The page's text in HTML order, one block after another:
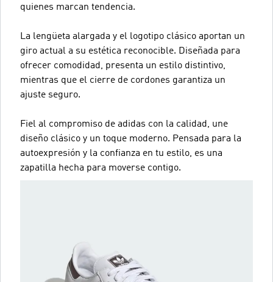
quienes marcan tendencia.
La lengüeta alargada y el logotipo clásico aportan un
giro actual a su estética reconocible. Diseñada para
ofrecer comodidad, presenta un estilo distintivo,
mientras que el cierre de cordones garantiza un
ajuste seguro.
Fiel al compromiso de adidas con la calidad, une
diseño clásico y un toque moderno. Pensada para la
autoexpresión y la confianza en tu estilo, es una
zapatilla hecha para moverse contigo.